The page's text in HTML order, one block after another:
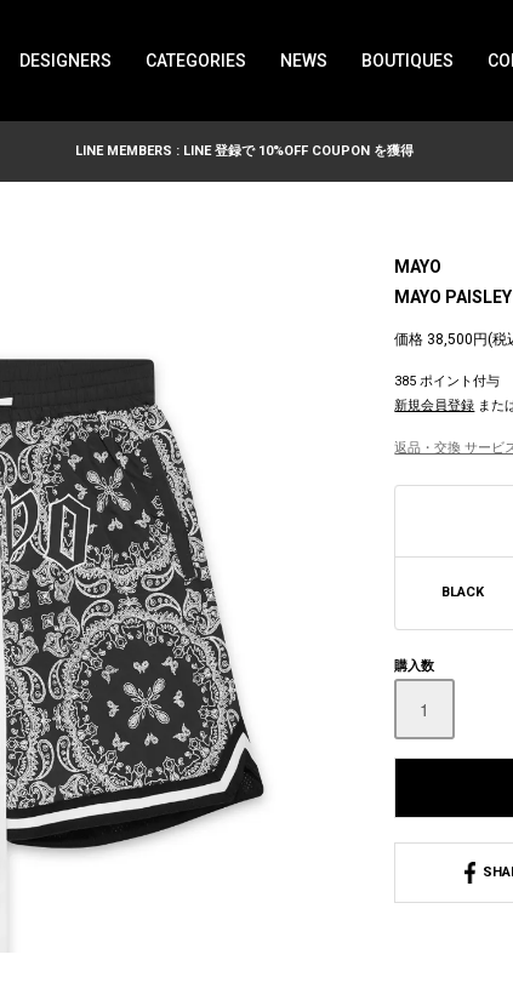
DESIGNERS CATEGORIES NEWS BOUTIQUES
LINE MEMBERS : LINE 登録で 10%OFF COUPON を獲得
MAYO
MAYO
価格 38,500円(税
385 ポイント付与
新規会員登録 また
返品・交換 サービ
BLACK
購入数